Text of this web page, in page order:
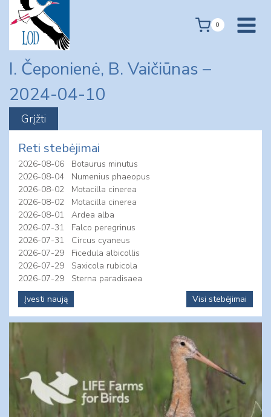
content
0
I. Čeponienė, B. Vaičiūnas –
2024-04-10
Reti stebėjimai
2026-08-06
Botaurus minutus
2026-08-04
Numenius phaeopus
2026-08-02
Motacilla cinerea
2026-08-02
Motacilla cinerea
2026-08-01
Ardea alba
2026-07-31
Falco peregrinus
2026-07-31
Circus cyaneus
2026-07-29
Ficedula albicollis
2026-07-29
Saxicola rubicola
2026-07-29
Sterna paradisaea
Įvesti naują
Visi stebėjimai